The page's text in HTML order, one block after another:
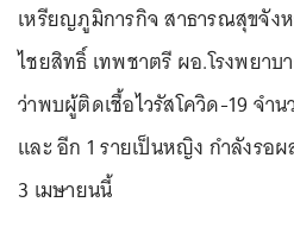
เหรียญภูมิการกิจ สาธารณสุขจัง
ไชยสิทธิ์ เทพชาตรี ผอ.โรงพยาบ
ว่าพบผู้ติดเชื้อไวรัสโควิด-19 จำ
และ อีก 1 รายเป็นหญิง กำลังรอ
3 เมษายนนี้